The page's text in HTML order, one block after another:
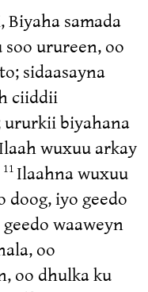
samada
soo urureen, oo
sidaasayna
ciiddii
ururkii biyahana
wuxuu arkay
11 Ilaahna wuxuu
iyo geedo
waaweyn
oo
oo dhulka ku